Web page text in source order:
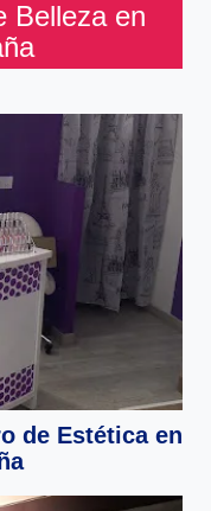
Belleza en
de Estética en